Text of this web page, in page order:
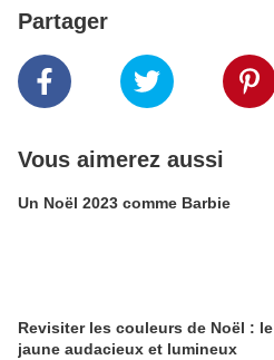
Partager
Vous aimerez aussi
Un Noël 2023 comme Barbie
Revisiter les couleurs de Noël : le
jaune audacieux et lumineux